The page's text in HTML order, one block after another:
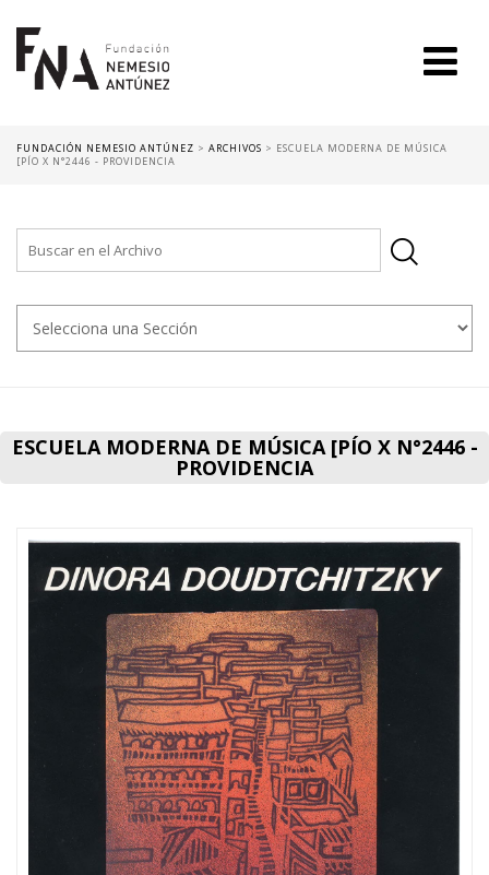
FUNDACIÓN NEMESIO ANTÚNEZ > ARCHIVOS > ESCUELA MODERNA DE MÚSICA
[PÍO X N°2446 - PROVIDENCIA
ESCUELA MODERNA DE MÚSICA [PÍO X N°2446 -
PROVIDENCIA